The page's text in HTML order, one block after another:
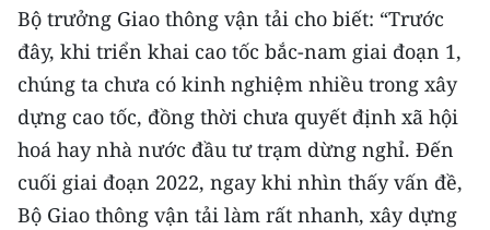
Bộ trưởng Giao thông vận tải cho biết: “Trước
đây, khi triển khai cao tốc bắc-nam giai đoạn 1,
chúng ta chưa có kinh nghiệm nhiều trong xây
dựng cao tốc, đồng thời chưa quyết định xã hội
hoá hay nhà nước đầu tư trạm dừng nghỉ. Đến
cuối giai đoạn 2022, ngay khi nhìn thấy vấn đề,
Bộ Giao thông vận tải làm rất nhanh, xây dựng